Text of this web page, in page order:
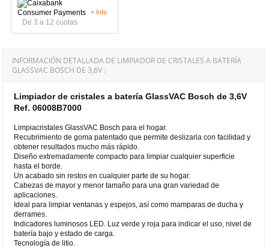
De 3 a 12 cuotas
+ Info
INFORMACIÓN DETALLADA DE LIMPIADOR DE CRISTALES A BATERÍA
GLASSVAC BOSCH DE 3,6V :
Limpiador de cristales a batería GlassVAC Bosch de 3,6V
Ref. 06008B7000
Limpiacristales GlassVAC Bosch para el hogar.
Recubrimiento de goma patentado que permite deslizarla con facilidad y
obtener resultados mucho más rápido.
Diseño extremadamente compacto para limpiar cualquier superficie
hasta el borde.
Un acabado sin restos en cualquier parte de su hogar.
Cabezas de mayor y menor tamaño para una gran variedad de
aplicaciones.
Ideal para limpiar ventanas y espejos, así como mamparas de ducha y
derrames.
Indicadores luminosos LED. Luz verde y roja para indicar el uso, nivel de
batería bajo y estado de carga.
Tecnología de litio.